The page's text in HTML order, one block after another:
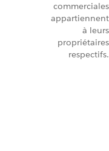
commerciales
appartiennent
à leurs
propriétaires
respectifs.